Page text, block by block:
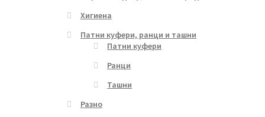
Хигиена
Патни куфери, ранци и ташни
Патни куфери
Ранци
Ташни
Разно